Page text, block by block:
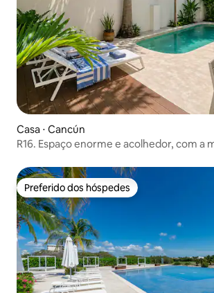
Casa ⋅ Cancún
R16. Espaço enorme e acolhedor, com a
Preferido dos hóspedes
Preferido dos hóspedes